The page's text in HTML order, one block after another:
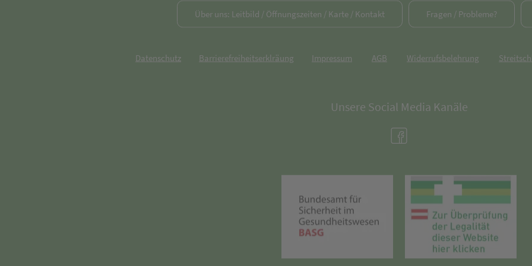
Über uns: Leitbild / Öffnungszeiten / Karte / Kontakt Fragen / Probleme?
Datenschutz Barrierefreiheitserklräung Impressum AGB Widerrufsbelehrung
Unsere Social Media Kanäle
(öffnet in neuem Tab)